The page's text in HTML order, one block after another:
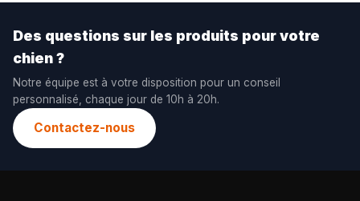
Des questions sur les produits pour votre
chien ?
Notre équipe est à votre disposition pour un conseil
personnalisé, chaque jour de 10h à 20h.
Contactez-nous